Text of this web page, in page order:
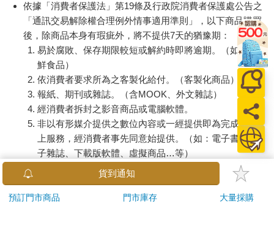
依據「消費者保護法」第19條及行政院消費者保護處公告之
「通訊交易解除權合理例外情事適用準則」，以下商品購買
後，除商品本身有瑕疵外，將不提供7天的猶豫期：
易於腐敗、保存期限較短或解約時即將逾期。（如：生
鮮食品）
依消費者要求所為之客製化給付。（客製化商品）
報紙、期刊或雜誌。（含MOOK、外文雜誌）
經消費者拆封之影音商品或電腦軟體。
非以有形媒介提供之數位內容或一經提供即為完成之線
上服務，經消費者事先同意始提供。（如：電子書、電
子雜誌、下載版軟體、虛擬商品…等）
已拆封之個人衛生用品。（如：內衣褲、刮鬍刀、除毛
若非上列種類商品，均享有到貨7天的猶豫期（含例假
貨到通知
預訂門市商品 門市庫存 大量採購